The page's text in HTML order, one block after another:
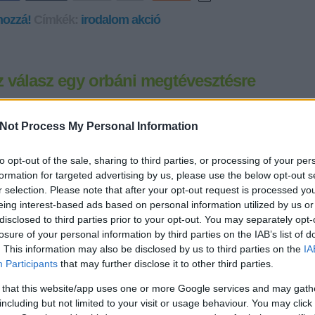
Process My Personal Information
opt-out of the sale, sharing to third parties, or processing of your
for targeted advertising by us, please use the below opt-out
selection. Please note that after your opt-out request is processed
interest-based ads based on personal information utilized by us
to third parties prior to your opt-out. You may separately
of your personal information by third parties on the IAB’s list of
This information may also be disclosed by us to third parties on the
Participants that may further disclose it to other third parties.
that this website/app uses one or more Google services and may
but not limited to your visit or usage behaviour. You may
irodalom akció
válasz egy orbáni megtévesztésre
privát levél olvasás laptop számítógépen. időtöltés és
válasz egy súlyos orbáni megtévesztésre. Mea culpa, mea
culpa. Súlyos az én bűnöm, nagy az én vétkem, itt az ideje a
vezeklésnek. Töredelmesen be kell…
Tetszik 0